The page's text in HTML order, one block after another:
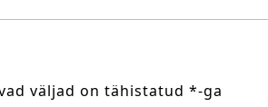
väljad on tähistatud *-ga